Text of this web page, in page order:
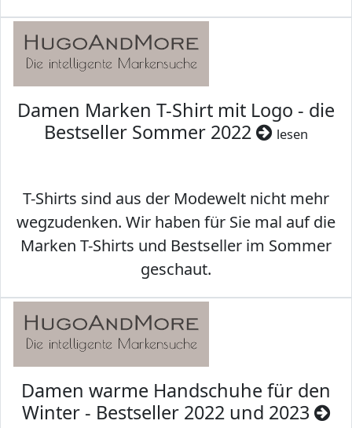
Damen Marken T-Shirt mit Logo - die
Bestseller Sommer 2022
lesen
T-Shirts sind aus der Modewelt nicht mehr
wegzudenken. Wir haben für Sie mal auf die
Marken T-Shirts und Bestseller im Sommer
geschaut.
Damen warme Handschuhe für den
Winter - Bestseller 2022 und 2023